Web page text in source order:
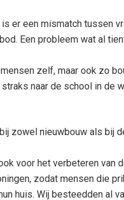
er een mismatch tussen
Een probleem wat al
zelf, maar ook zo
naar de school in de
zowel nieuwbouw als bij
voor het verbeteren van
zodat mensen die
huis. Wij besteedden al